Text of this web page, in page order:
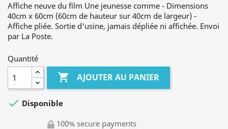
Affiche neuve du film Une jeunesse comme - Dimensions
40cm x 60cm (60cm de hauteur sur 40cm de largeur) -
Affiche pliée. Sortie d'usine, jamais dépliée ni affichée. Envoi
par La Poste.
Quantité
 AJOUTER AU PANIER
 Disponible
100% secure payments